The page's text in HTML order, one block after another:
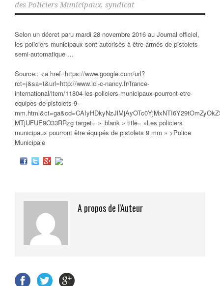
des Policiers Municipaux, syndicat
Selon un décret paru mardi 28 novembre 2016 au Journal officiel,
les policiers municipaux sont autorisés à être armés de pistolets
semi-automatique …
Source:: <a href=https://www.google.com/url?
rct=j&sa=t&url=http://www.ici-c-nancy.fr/france-
international/item/11804-les-policiers-municipaux-pourront-etre-
equipes-de-pistolets-9-
MTjUFUE9O33RRzg target= »_blank » title= »Les policiers
municipaux pourront être équipés de pistolets 9 mm » >Police
Municipale
A propos de l'Auteur